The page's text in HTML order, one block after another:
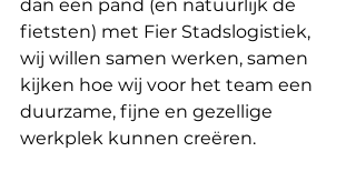
dan een pand (en natuurlijk de
fietsten) met Fier Stadslogistiek,
wij willen samen werken, samen
kijken hoe wij voor het team een
duurzame, fijne en gezellige
werkplek kunnen creëren.